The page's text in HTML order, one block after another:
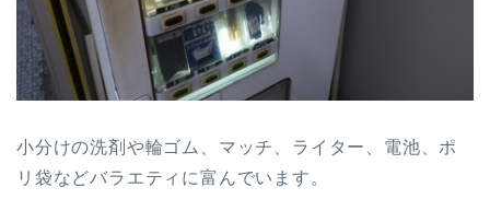
小分けの洗剤や輪ゴム、マッチ、ライター、電池、ポ
リ袋などバラエティに富んでいます。